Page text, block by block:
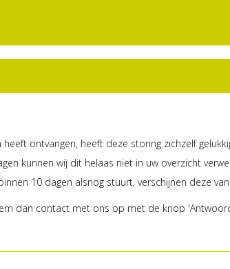
ontvangen, heeft deze storing zichzelf
kunnen wij dit helaas niet in uw overzicht
10 dagen alsnog stuurt, verschijnen deze
dan contact met ons op met de knop